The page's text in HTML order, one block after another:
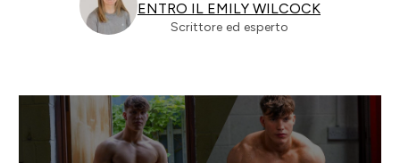
ENTRO IL EMILY WILCOCK
Scrittore ed esperto